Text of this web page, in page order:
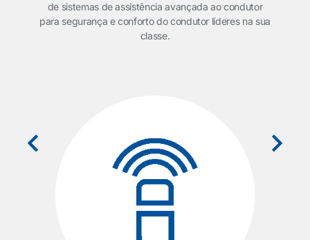
de sistemas de assistência avançada ao condutor
para segurança e conforto do condutor líderes na sua
classe.